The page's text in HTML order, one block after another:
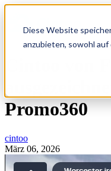
Diese Website
anzubieten, sowohl
Promo360
cintoo
März 06, 2026